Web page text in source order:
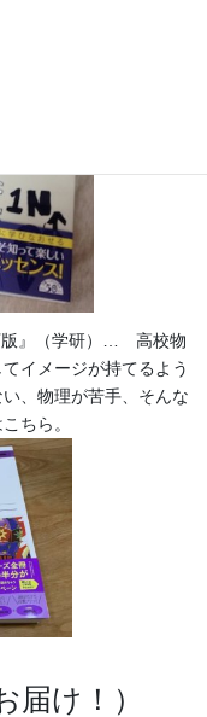
版』（学研）… 高校物
イメージが持てるよう
、物理が苦手、そんな
ちら。
届け！）